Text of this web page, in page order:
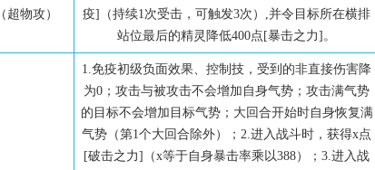
（超物攻）
疫]（持续1次受击，可触发3次）,并令目标所在横排
站位最后的精灵降低400点[暴击之力]。
1.免疫初级负面效果、控制技，受到的非直接伤害降
为0；攻击与被攻击不会增加自身气势；攻击满气势
的目标不会增加目标气势；大回合开始时自身恢复满
气势（第1个大回合除外）；2.进入战斗时，获得x点
[破击之力]（x等于自身暴击率乘以388）；3.进入战